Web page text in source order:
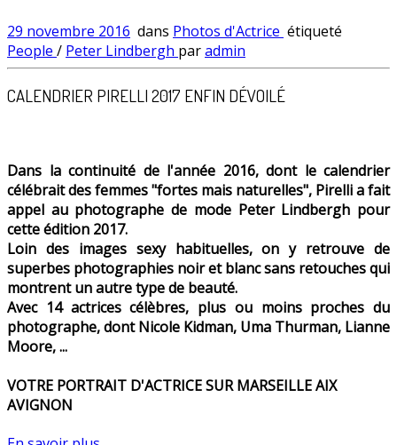
29 novembre 2016 dans Photos d'Actrice étiqueté
People / Peter Lindbergh paradmin
CALENDRIER PIRELLI 2017 ENFIN DÉVOILÉ
Dans la continuité de l'année 2016, dont le calendrier
célébrait des femmes "fortes mais naturelles", Pirelli a fait
appel au photographe de mode Peter Lindbergh pour
cette édition 2017.
Loin des images sexy habituelles, on y retrouve de
superbes photographies noir et blanc sans retouches qui
montrent un autre type de beauté.
Avec 14 actrices célèbres, plus ou moins proches du
photographe, dont Nicole Kidman, Uma Thurman, Lianne
Moore, ...
VOTRE PORTRAIT D'ACTRICE SUR MARSEILLE AIX
AVIGNON